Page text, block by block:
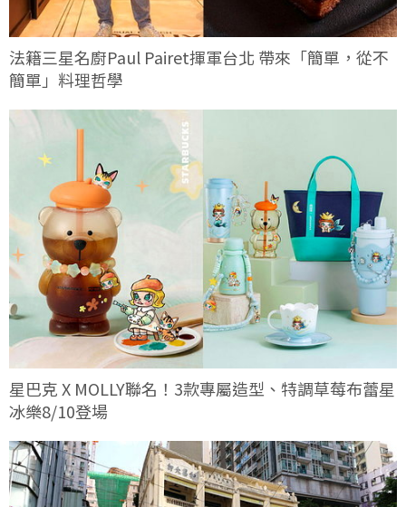
法籍三星名廚Paul Pairet揮軍台北 帶來「簡單，從不
簡單」料理哲學
星巴克 X MOLLY聯名！3款專屬造型、特調草莓布蕾星
冰樂8/10登場